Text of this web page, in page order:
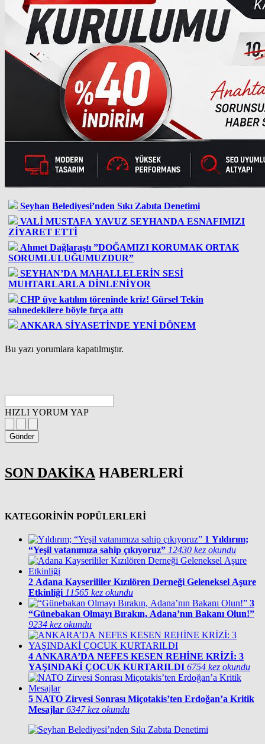
Seyhan Belediyesi’nden Sıkı Zabıta Denetimi
VALİ MUSTAFA YAVUZ SEYHANDA ESNAFIMIZI
ZİYARET ETTİ
Ahmet Dağlaraştı ”DOĞAMIZI KORUMAK ORTAK
SORUMLULUĞUMUZDUR”
SEYHAN’DA MAHALLELERİN SESİ
MUHTARLARLA DİNLENİYOR
CHP üye katılım töreninde kriz! Gürsel Tekin
sahnedekilere böyle fırça attı
ANKARA SİYASETİNDE YENİ DÖNEM
Bu yazı yorumlara kapatılmıştır.
HIZLI YORUM YAP
Gönder
SON DAKİKA HABERLERİ
KATEGORİNİN POPÜLERLERİ
1 Yıldırım;
“Yeşil vatanımıza sahip çıkıyoruz” 12430 kez okundu
2 Adana Kayserililer Kızılören Derneği Geleneksel Aşure
Etkinliği 11565 kez okundu
3
“Günebakan Olmayı Bırakın, Adana’nın Bakanı Olun!”
9234 kez okundu
4 ANKARA’DA NEFES KESEN REHİNE KRİZİ: 3
YAŞINDAKİ ÇOCUK KURTARILDI 6754 kez okundu
5 NATO Zirvesi Sonrası Miçotakis’ten Erdoğan’a Kritik
Mesajlar 6347 kez okundu